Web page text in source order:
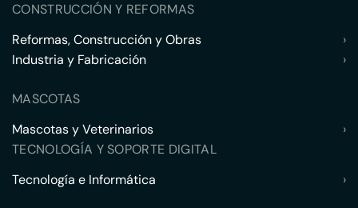
CONSTRUCCIÓN Y REFORMAS
Reformas, Construcción y Obras
›
Industria y Fabricación
›
MASCOTAS
Mascotas y Veterinarios
›
TECNOLOGÍA Y SOPORTE DIGITAL
Tecnología e Informática
›